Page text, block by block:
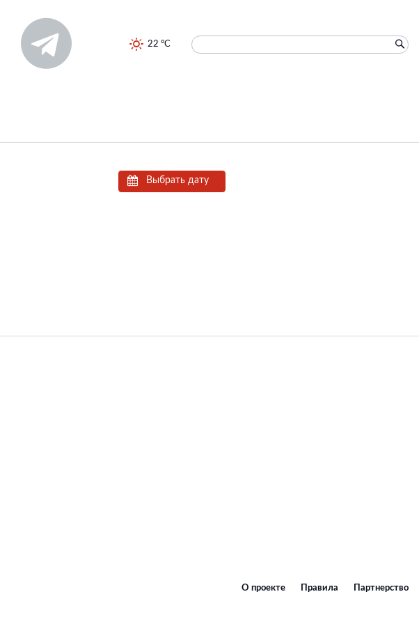
22 °C
Выбрать дату
О проекте Правила Партнерство